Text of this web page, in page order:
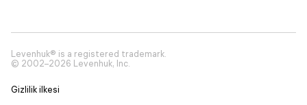
Levenhuk® is a registered trademark.
© 2002–2026 Levenhuk, Inc.
Gizlilik ilkesi